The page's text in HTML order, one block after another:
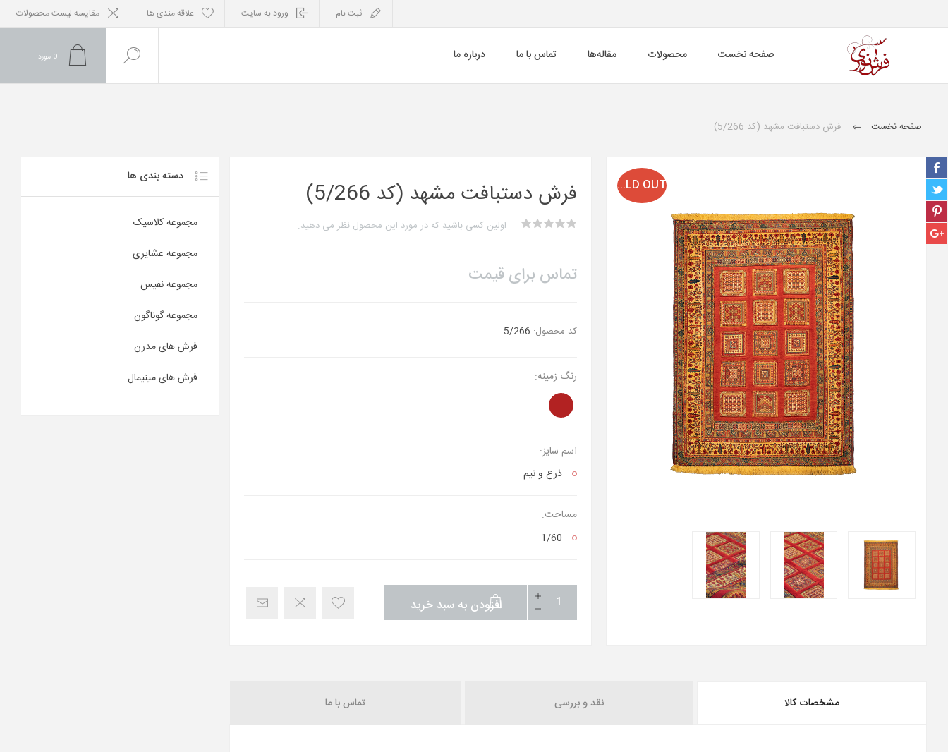
ثبت نام ورود به سایت علاقه مندی ها مقایسه لیست محصولات
صفحه نخست محصولات مقاله‌ها تماس با ما درباره ما 0 مورد
صفحه نخست فرش دستبافت مشهد (کد 5/266)
SOLD OUT فرش دستبافت مشهد (کد 5/266)
اولین کسی باشید که در مورد این محصول نظر می دهید.
تماس برای قیمت
کد محصول: 5/266
رنگ زمینه:
اسم سایز:
ذرع‌ و نیم
مساحت:
1/60
افزودن به سبد خرید
مشخصات کالا نقد و بررسی تماس با ما
دسته بندی ها
مجموعه کلاسیک
مجموعه عشایری
مجموعه نفیس
مجموعه گوناگون
فرش های مدرن
فرش های مینیمال